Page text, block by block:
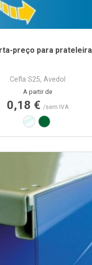
preço para prateleira
Cefla S25, Avedol
Preço
A partir de
0,18 € /sem IVA
Transparente
Verde